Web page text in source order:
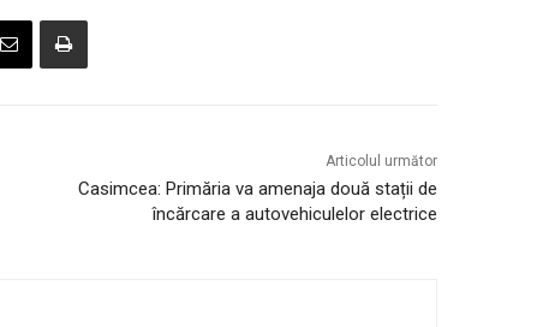
Articolul următor
Casimcea: Primăria va amenaja două stații de
încărcare a autovehiculelor electrice